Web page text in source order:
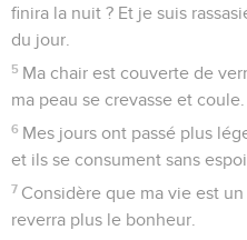
finira la nuit ? Et je suis
du jour.
5 Ma chair est couverte de
ma peau se crevasse et coule.
6 Mes jours ont passé plus
et ils se consument sans
7 Considère que ma vie est
reverra plus le bonheur.